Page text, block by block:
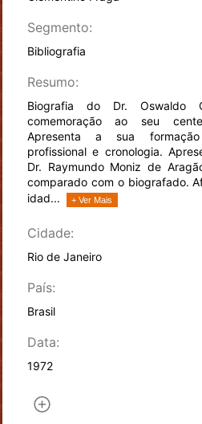
Segmento:
Bibliografia
Resumo:
Biografia do Dr. Oswaldo
comemoração ao seu
Apresenta a sua
profissional e cronologia.
Dr. Raymundo Moniz de
comparado com o biografado.
idad...
+ Ver Mais
Cidade:
Rio de Janeiro
País:
Brasil
Data:
1972